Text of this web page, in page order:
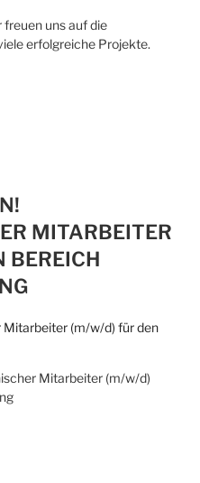
uns auf die
erfolgreiche Projekte.
MITARBEITER
BEREICH